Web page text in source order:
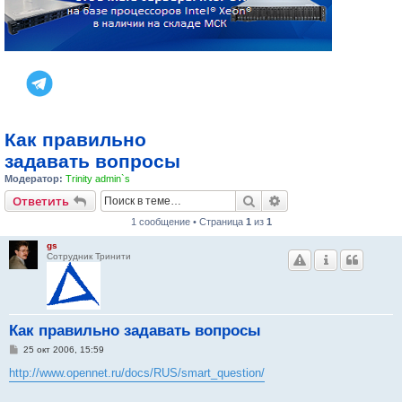
Как правильно
задавать вопросы
Модератор: Trinity admin`s
Ответить Поиск
1 сообщение • Страница 1 из 1
gs
Сотрудник Тринити
Как правильно задавать вопросы
С
о
б
25 окт 2006, 15:59
http://www.opennet.ru/docs/RUS/smart_question/